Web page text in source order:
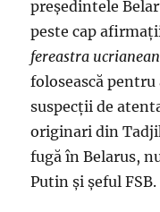
preşedintele
peste cap
fereastra
folosească pentru
suspecţii de
originari din
fugă în Belarus,
Putin şi şeful FSB.